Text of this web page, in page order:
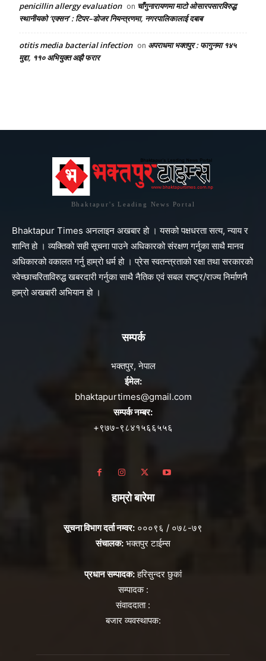
penicillin allergy evaluation on चाँगुनारायणमा माटो ओसारपसारविरुद्ध
स्थानीयको ‘एक्सन’ : टिपर–डोजर नियन्त्रणमा, नगरपालिकालाई दबाब
otitis media bacterial infection on अपराधमा भक्तपुर : फागुनमा १४५
मुद्दा, ११० अभियुक्त अझै फरार
Bhaktapur's Leading News Portal
Bhaktapur Times अनलाइन अखबार हो । यसको पक्षधरता सत्य, न्याय र
शान्ति हो । व्यक्तिको सही सूचना पाउने अधिकारको संरक्षण गर्नुका साथै मानव
अधिकारको वकालत गर्नु हाम्रो धर्म हो । प्रेस स्वतन्त्रताको रक्षा तथा सरकारको
स्वेच्छाचरिताविरुद्ध खबरदारी गर्नुका साथै नैतिक एवं सबल राष्ट्र/राज्य निर्माणनै
हाम्रो अखबारी अभियान हो ।
सम्पर्क
भक्तपुर, नेपाल
ईमेल:
bhaktapurtimes@gmail.com
सम्पर्क नम्बर:
+९७७-९८४१५६६५५६
हाम्रो बारेमा
सूचना विभाग दर्ता नम्वर: ०००९६ / ०७८-७९
संचालक: भक्तपुर टाईम्स
प्रधान सम्पादक:हरिसुन्दर छुकां
सम्पादक :
संवाददाता :
बजार व्यवस्थापक: